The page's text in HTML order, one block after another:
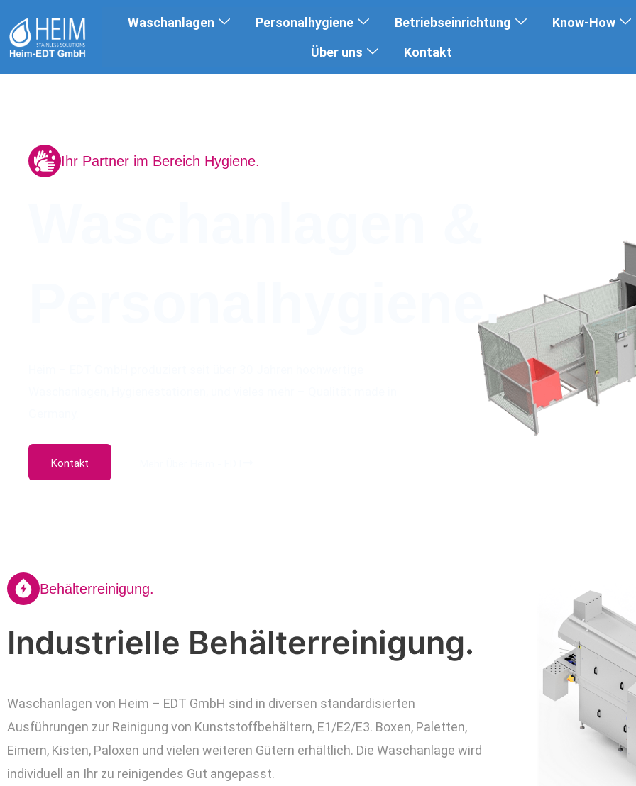
Inhalt
springen
Waschanlagen Personalhygiene Betriebseinrichtung
Know-How
Über uns
Kontakt
Ihr Partner im Bereich Hygiene.
Personalhygiene.
Kontakt
Behälterreinigung.
Industrielle Behälterreinigung.
Waschanlagen von Heim – EDT GmbH sind in diversen standardisierten
Ausführungen zur Reinigung von Kunststoffbehältern, E1/E2/E3. Boxen, Paletten,
Eimern, Kisten, Paloxen und vielen weiteren Gütern erhältlich. Die Waschanlage wird
individuell an Ihr zu reinigendes Gut angepasst.